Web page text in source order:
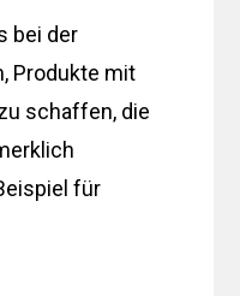
bei der
Produkte mit
schaffen, die
für